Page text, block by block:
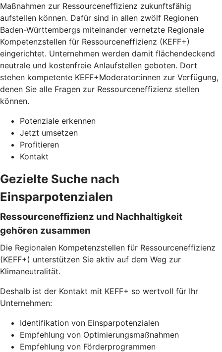
Maßnahmen zur Ressourceneffizienz zukunftsfähig
aufstellen können. Dafür sind in allen zwölf Regionen
Baden-Württembergs miteinander vernetzte Regionale
Kompetenzstellen für Ressourceneffizienz (KEFF+)
eingerichtet. Unternehmen werden damit flächendeckend
neutrale und kostenfreie Anlaufstellen geboten. Dort
stehen kompetente KEFF+Moderator:innen zur Verfügung,
denen Sie alle Fragen zur Ressourceneffizienz stellen
können.
Potenziale erkennen
Jetzt umsetzen
Profitieren
Kontakt
Gezielte Suche nach
Einsparpotenzialen
Ressourceneffizienz und Nachhaltigkeit
gehören zusammen
Die Regionalen Kompetenzstellen für Ressourceneffizienz
(KEFF+) unterstützen Sie aktiv auf dem Weg zur
Klimaneutralität.
Deshalb ist der Kontakt mit KEFF+ so wertvoll für Ihr
Unternehmen:
Identifikation von Einsparpotenzialen
Empfehlung von Optimierungsmaßnahmen
Empfehlung von Förderprogrammen